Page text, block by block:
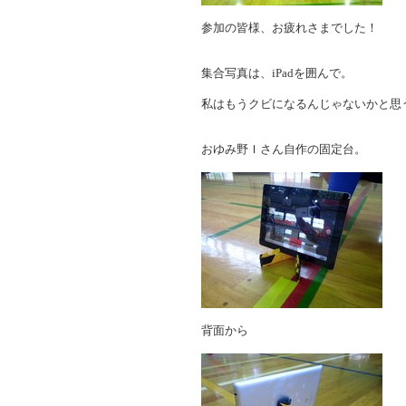
参加の皆様、お疲れさまでした！
集合写真は、iPadを囲んで。
私はもうクビになるんじゃないかと思
おゆみ野Ｉさん自作の固定台。
背面から